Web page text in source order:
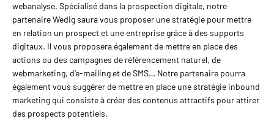
webanalyse. Spécialisé dans la prospection digitale, notre
partenaire Wedig saura vous proposer une stratégie pour mettre
en relation un prospect et une entreprise grâce à des supports
digitaux. Il vous proposera également de mettre en place des
actions ou des campagnes de référencement naturel, de
webmarketing, d’e-mailing et de SMS… Notre partenaire pourra
également vous suggérer de mettre en place une stratégie inbound
marketing qui consiste à créer des contenus attractifs pour attirer
des prospects potentiels.